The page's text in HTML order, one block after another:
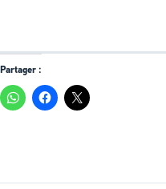
Partager :